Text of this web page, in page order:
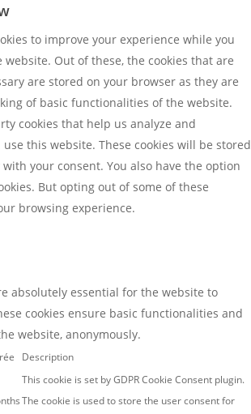
to improve your experience while you
Out of these, the cookies that are
are stored on your browser as they are
of basic functionalities of the website.
cookies that help us analyze and
this website. These cookies will be stored
your consent. You also have the option
But opting out of some of these
browsing experience.
absolutely essential for the website to
cookies ensure basic functionalities and
website, anonymously.
Description
This cookie is set by GDPR Cookie Consent plugin.
The cookie is used to store the user consent for